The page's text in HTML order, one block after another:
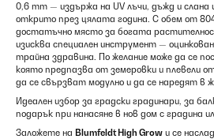
0,6 mm — издържа на UV лъчи, дъжд и слана
открито през цялата година. С обем от
достатъчно място за богата
изисква специален инструмент —
трайна здравина. По желание може да се
която предпазва от земеровки и плевели
да се свързват модулно и да се наредят в
Идеален избор за градски градинари, за
подарък при нанасяне в нов дом с градина
Заложете на Blumfeldt High Grow и се